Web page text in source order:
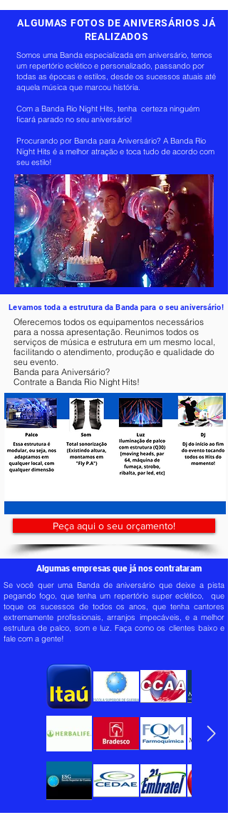
ALGUMAS FOTOS DE ANIVERSÁRIOS JÁ
REALIZADOS
Somos uma Banda especializada em aniversário, temos
um repertório eclético e personalizado, passando por
todas as épocas e estilos, desde os sucessos atuais até
aquela música que marcou história.
Com a Banda Rio Night Hits, tenha certeza ninguém
ficará parado no seu aniversário!
Procurando por Banda para Aniversário? A Banda Rio
Night Hits é a melhor atração e toca tudo de acordo com
seu estilo!
Oferecemos todos os equipamentos necessários
para a nossa apresentação. Reunimos todos os
serviços de música e estrutura em um mesmo local,
facilitando o atendimento, produção e qualidade do
seu evento.
Banda para Aniversário?
Contrate a Banda Rio Night Hits!
Peça aqui o seu orçamento!
Levamos toda a estrutura da Banda para o seu aniversário!
Algumas empresas que já nos contrataram
Se você quer uma Banda de aniversário que deixe a pista
pegando fogo, que tenha um repertório super eclético, que
toque os sucessos de todos os anos, que tenha cantores
extremamente profissionais, arranjos impecáveis, e a melhor
estrutura de palco, som e luz. Faça como os clientes baixo e
fale com a gente!